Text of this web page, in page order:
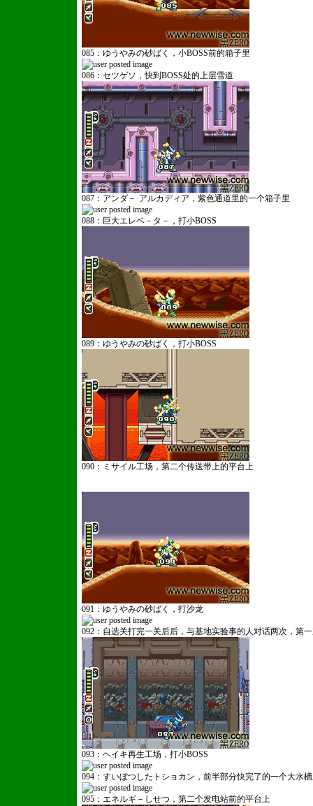
085：ゆうやみの砂ばく，小BOSS前的箱子里
086：セツゲソ，快到BOSS处的上层雪道
087：アンダ－·アルカディア，紫色通道里的一个箱子里
088：巨大エレベ－タ－，打小BOSS
089：ゆうやみの砂ばく，打小BOSS
090：ミサイル工场，第二个传送带上的平台上
091：ゆうやみの砂ばく，打沙龙
092：自选关打完一关后后，与基地实验事的人对话两次，第
093：ヘイキ再生工场，打小BOSS
094：すいぼつしたトショカン，前半部分快完了的一个大水
095：エネルギ－しせつ，第二个发电站前的平台上